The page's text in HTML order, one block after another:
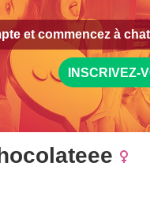
et commencez à
INSCRIVEZ-